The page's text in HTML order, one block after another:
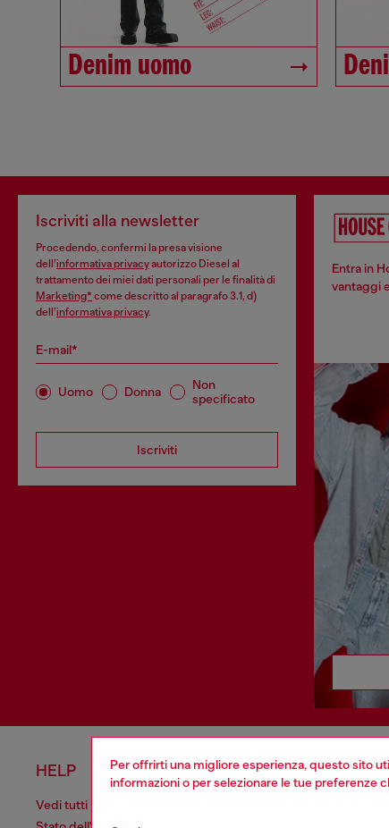
Per offrirti una migliore esperienza, questo sito
informazioni o per selezionare le tue preferenze
Denim uomo
Iscriviti alla newsletter
Procedendo, confermi la presa visione
dell’informativa privacyautorizzo Diesel al
trattamento dei miei dati personali per le finalità di
Marketing* come descritto al paragrafo 3.1, d)
dell’informativa privacy.
E-mail*
Uomo Donna
Non
specificato
Iscriviti
Entra in
vantaggi
HELP
Vedi tutti
AREA